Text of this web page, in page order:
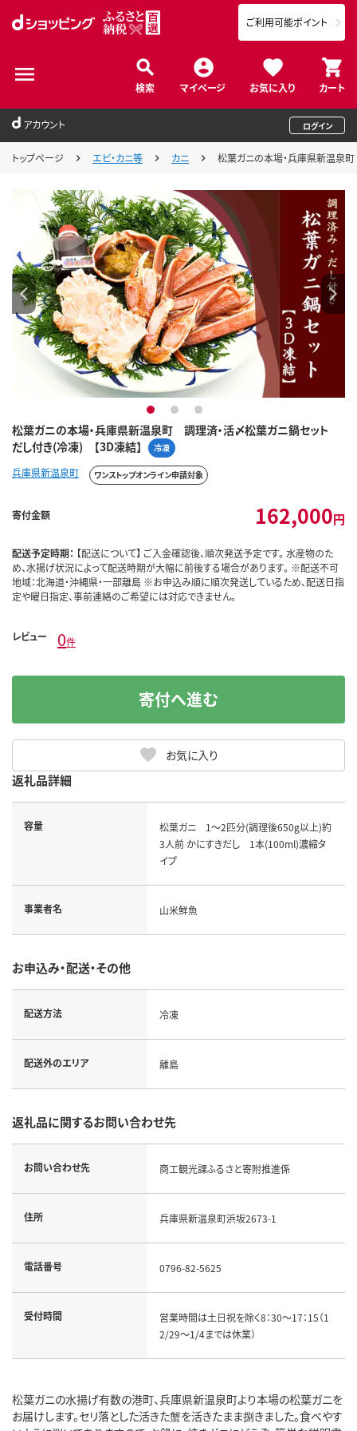
検索 マイページ お気に入り カート
ご利用可能ポイント
アカウント ログイン
トップページ エビ・カニ等 カニ 松葉ガニの本場・兵庫県新温泉
松葉ガニの本場・兵庫県新温泉町 調理済・活〆松葉ガニ鍋セット
だし付き(冷凍) 【3D凍結】
冷凍
1 2 3
兵庫県新温泉町 ワンストップオンライン申請対象
寄付金額 162,000円
配送予定時期： 【配送について】 ご入金確認後、順次発送予定です。 水産物のた
め、水揚げ状況によって配送時期が大幅に前後する場合があります。 ※配送不可
地域：北海道・沖縄県・一部離島 ※お申込み順に順次発送しているため、配送日指
定や曜日指定、事前連絡のご希望には対応できません。
レビュー 0件
お気に入り
寄付へ進む
返礼品詳細
容量
松葉ガニ 1～2匹分(調理後650g以上)約
3人前 かにすきだし 1本(100ml)濃縮タ
イプ
事業者名 山米鮮魚
お申込み・配送・その他
配送方法 冷凍
配送外のエリア 離島
返礼品に関するお問い合わせ先
お問い合わせ先 商工観光課ふるさと寄附推進係
住所 兵庫県新温泉町浜坂2673-1
電話番号 0796-82-5625
受付時間
営業時間は土日祝を除く8：30～17：15（1
2/29～1/4までは休業）
松葉ガニの水揚げ有数の港町、兵庫県新温泉町より本場の松葉ガニを
お届けします。セリ落とした活きた蟹を活きたまま捌きました。食べやす